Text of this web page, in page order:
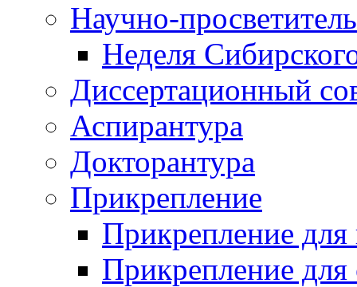
Научно-
Неделя
Диссертационный
Аспирантура
Докторантура
Прикрепление
Прикрепление для
Прикрепление для